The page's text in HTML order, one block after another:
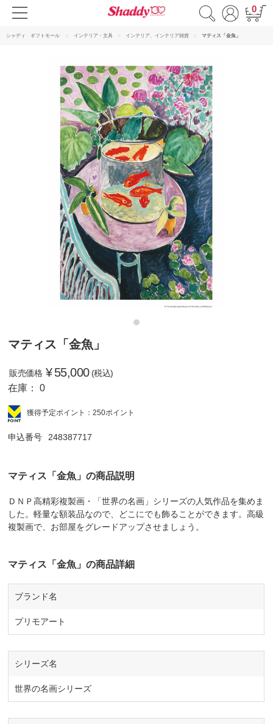
0
シャディ ギフトモール インテリア・文具 インテリア、インテリア雑貨 マティス「金魚」
マティス「金魚」
販売価格 ¥55,000 (税込)
在庫：0
獲得予定ポイント：250ポイント
申込番号 248387717
マティス「金魚」の商品説明
ＤＮＰ高精彩複製画・「世界の名画」シリーズの人気作品を集めま
した。軽量な額装品なので、どこにでも飾ることができます。高級
複製画で、お部屋をグレードアップさせましょう。
マティス「金魚」の商品詳細
ブランド名
プリモアート
シリーズ名
世界の名画シリーズ